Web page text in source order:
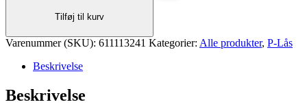
lås,
sort
rør
antal
Tilføj til kurv
Varenummer (SKU): 611113241 Kategorier: Alle produkter, P-Lås
Beskrivelse
Beskrivelse